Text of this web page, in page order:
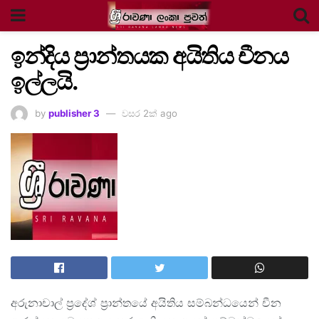
ඉන්දිය ප්‍රාන්තයක අයිතිය චීනය
ඉල්ලයි.
by publisher 3 වසර 2ක් ago
අරුනාචාල් ප්‍රදේශ් ප්‍රාන්තයේ අයිතිය සම්බන්ධයෙන් චීන